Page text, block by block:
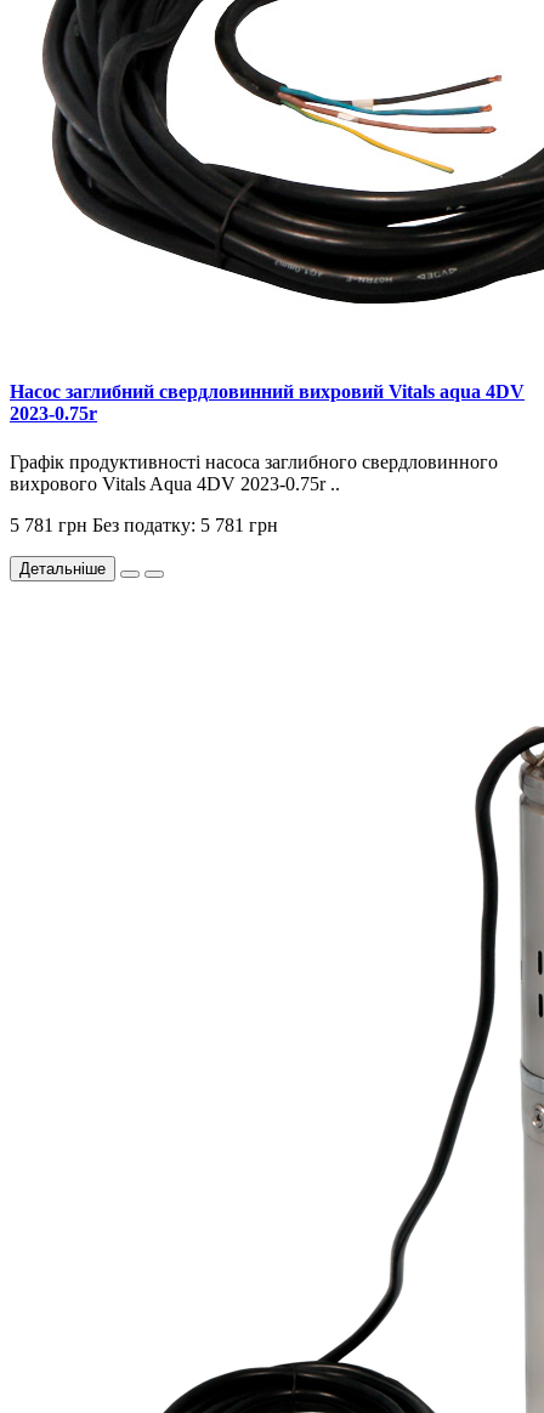
Насос заглибний свердловинний вихровий Vitals aqua 4DV
2023-0.75r
Графік продуктивності насоса заглибного свердловинного
вихрового Vitals Aqua 4DV 2023-0.75r ..
5 781 грн Без податку: 5 781 грн
Детальніше